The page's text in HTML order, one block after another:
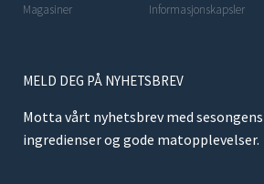
Magasiner
Informasjonskapsler
MELD DEG PÅ NYHETSBREV
Motta vårt nyhetsbrev med
ingredienser og gode matopplevelser.